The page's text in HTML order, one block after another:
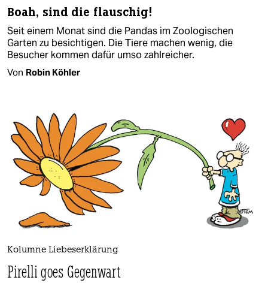
Boah, sind die flauschig!
Seit einem Monat sind die Pandas im Zoologischen
Garten zu besichtigen. Die Tiere machen wenig, die
Besucher kommen dafür umso zahlreicher.
Von Robin Köhler
Kolumne Liebeserklärung
Pirelli goes Gegenwart